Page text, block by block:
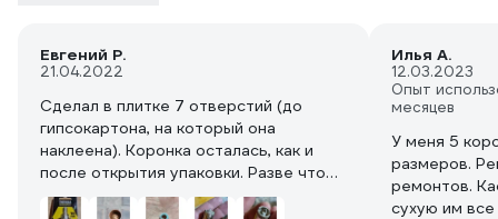
Евгений Р.
21.04.2022
Сделал в плитке 7 отверстий (до
гипсокартона, на который она
наклеена). Коронка осталась, как и
после открытия упаковки. Разве что
запылились алмазики.
Илья А.
12.03.2023
Опыт
месяцев
У меня 5
размеров.
ремонтов.
сухую им все